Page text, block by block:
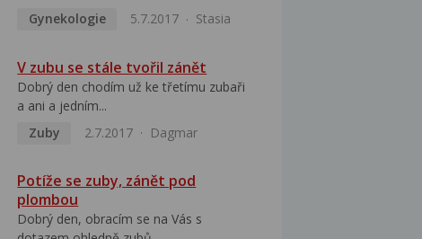
Gynekologie
5.7.2017 Stasia
V zubu se stále tvořil zánět
Dobrý den chodím už ke třetímu zubaři
a ani a jedním...
Zuby
2.7.2017 Dagmar
Potíže se zuby, zánět pod
plombou
Dobrý den, obracím se na Vás s